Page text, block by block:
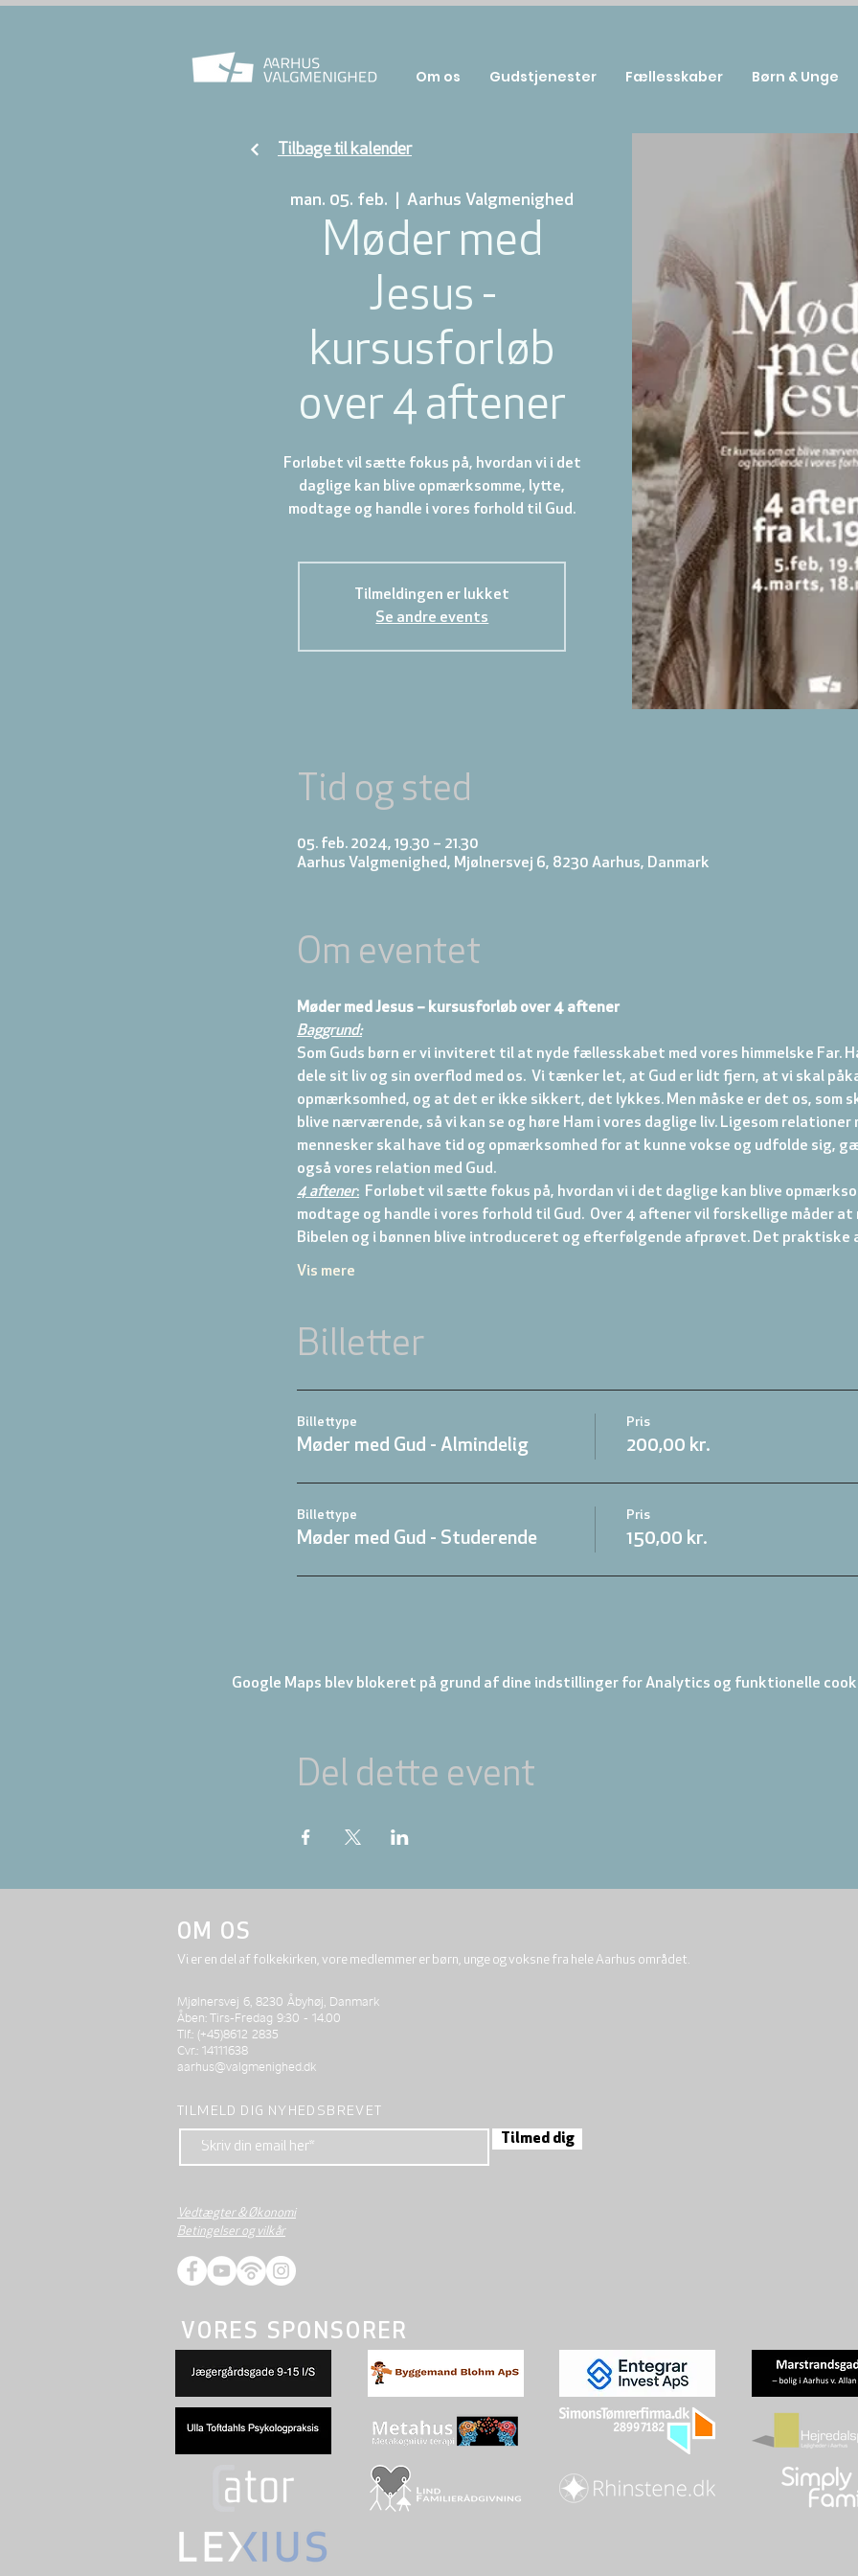
man. 05. feb.
  |
Aarhus Valgmenighed
Møder med
Jesus -
kursusforløb
over 4 aftener
Forløbet vil sætte fokus på, hvordan vi i det
daglige kan blive opmærksomme, lytte,
modtage og handle i vores forhold til Gud.
Tilmeldingen er lukket
Se andre events
Tid og sted
05. feb. 2024, 19.30 – 21.30
Aarhus Valgmenighed, Mjølnersvej 6, 8230 Aarhus, Danmark
Om eventet
Møder med Jesus – kursusforløb over 4 aftener
Baggrund:
Som Guds børn er vi inviteret til at nyde fællesskabet med vores himmelske Far.
dele sit liv og sin overflod med os.  Vi tænker let, at Gud er lidt fjern, at vi skal
opmærksomhed, og at det er ikke sikkert, det lykkes. Men måske er det os, som
blive nærværende, så vi kan se og høre Ham i vores daglige liv. Ligesom relationer
mennesker skal have tid og opmærksomhed for at kunne vokse og udfolde sig,
også vores relation med Gud.
4 aftener: Forløbet vil sætte fokus på, hvordan vi i det daglige kan blive
modtage og handle i vores forhold til Gud.  Over 4 aftener vil forskellige måder at
Bibelen og i bønnen blive introduceret og efterfølgende afprøvet. Det
Vis mere
Billetter
Billettype
Møder med Gud - Almindelig
Pris
200,00 kr.
Billettype
Møder med Gud - Studerende
Pris
150,00 kr.
Google Maps blev blokeret på grund af dine indstillinger for Analytics og funktionelle
Del dette event
Tilbage til kalender
Om os Gudstjenester Fællesskaber Børn & Unge
OM OS
Vi er en del af folkekirken, vore medlemmer er børn, unge og voksne fra hele Aarhus området.
Mjølnersvej 6, 8230 Åbyhøj, Danmark
Åben: Tirs-Fredag 9:30 - 14.00
Tlf.: (+45)8612 2835
Cvr.: 14111638
aarhus@valgmenighed.dk
TILMELD DIG NYHEDSBREVET
Tilmed dig
Vedtægter & Økonomi
Betingelser og vilkår
VORES SPONSORER